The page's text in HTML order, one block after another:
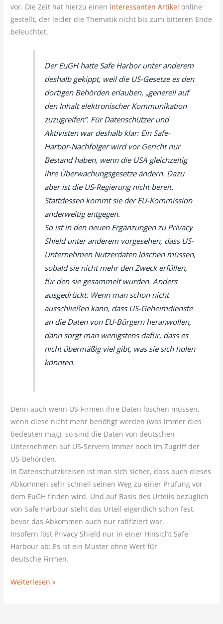
vor. Die Zeit hat hierzu einen interessanten Artikel online
gestellt, der leider die Thematik nicht bis zum bitteren Ende
beleuchtet.
Der EuGH hatte Safe Harbor unter anderem
deshalb gekippt, weil die US-Gesetze es den
dortigen Behörden erlauben, „generell auf
den Inhalt elektronischer Kommunikation
zuzugreifen“. Für Datenschützer und
Aktivisten war deshalb klar: Ein Safe-
Harbor-Nachfolger wird vor Gericht nur
Bestand haben, wenn die USA gleichzeitig
ihre Überwachungsgesetze ändern. Dazu
aber ist die US-Regierung nicht bereit.
Stattdessen kommt sie der EU-Kommission
anderweitig entgegen.
So ist in den neuen Ergänzungen zu Privacy
Shield unter anderem vorgesehen, dass US-
Unternehmen Nutzerdaten löschen müssen,
sobald sie nicht mehr den Zweck erfüllen,
für den sie gesammelt wurden. Anders
ausgedrückt: Wenn man schon nicht
ausschließen kann, dass US-Geheimdienste
an die Daten von EU-Bürgern heranwollen,
dann sorgt man wenigstens dafür, dass es
nicht übermäßig viel gibt, was sie sich holen
könnten.
Denn auch wenn US-Firmen ihre Daten löschen müssen,
wenn diese nicht mehr benötigt werden (was immer dies
bedeuten mag), so sind die Daten von deutschen
Unternehmen auf US-Servern immer noch im Zugriff der
US-Behörden.
In Datenschutzkreisen ist man sich sicher, dass auch dieses
Abkommen sehr schnell seinen Weg zu einer Prüfung vor
dem EuGH finden wird. Und auf Basis des Urteils bezüglich
von Safe Harbour steht das Urteil eigentlich schon fest,
bevor das Abkommen auch nur ratifiziert war.
Insofern löst Privacy Shield nur in einer Hinsicht Safe
Harbour ab: Es ist ein Muster ohne Wert für
deutsche Firmen.
Weiterlesen »